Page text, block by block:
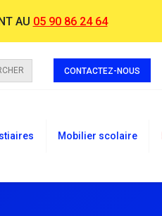
AU 05 90 86 24 64
CONTACTEZ-NOUS
Mobilier scolaire